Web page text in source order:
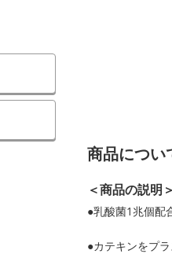
商品につい
＜商品の説明＞
●乳酸菌1兆個配
●カテキンをプ